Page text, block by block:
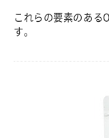
これらの要素のある
す。